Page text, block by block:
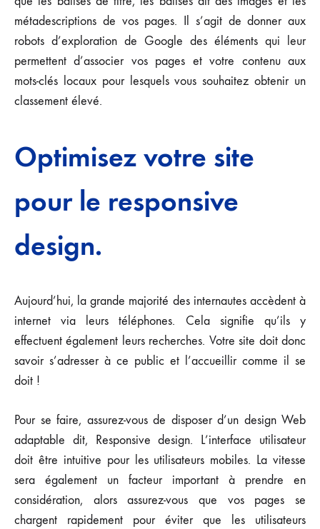
métadescriptions de vos pages. Il s’agit de donner aux
robots d’exploration de Google des éléments qui leur
permettent d’associer vos pages et votre contenu aux
mots-clés locaux pour lesquels vous souhaitez obtenir un
classement élevé.
Optimisez votre site
pour le responsive
design.
Aujourd’hui, la grande majorité des internautes accèdent à
internet via leurs téléphones. Cela signifie qu’ils y
effectuent également leurs recherches. Votre site doit donc
savoir s’adresser à ce public et l’accueillir comme il se
doit !
Pour se faire, assurez-vous de disposer d’un design Web
adaptable dit, Responsive design. L’interface utilisateur
doit être intuitive pour les utilisateurs mobiles. La vitesse
sera également un facteur important à prendre en
considération, alors assurez-vous que vos pages se
chargent rapidement pour éviter que les utilisateurs